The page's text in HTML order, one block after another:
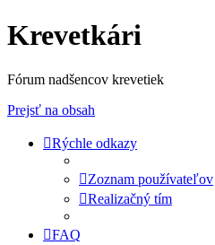
Krevetkári
Fórum nadšencov krevetiek
Prejsť na obsah
Rýchle odkazy
Zoznam používateľov
Realizačný tím
FAQ